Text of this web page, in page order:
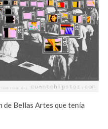
de Bellas Artes que tenía